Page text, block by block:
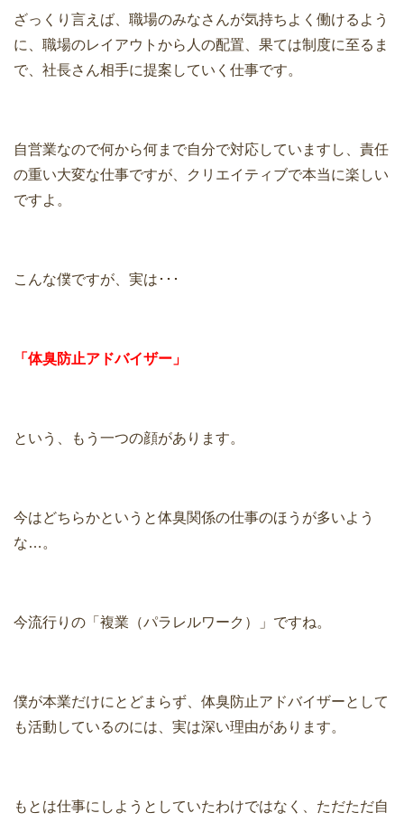
ざっくり言えば、職場のみなさんが気持ちよく働けるよう
に、職場のレイアウトから人の配置、果ては制度に至るま
で、社長さん相手に提案していく仕事です。
自営業なので何から何まで自分で対応していますし、責任
の重い大変な仕事ですが、クリエイティブで本当に楽しい
ですよ。
こんな僕ですが、実は･･･
「体臭防止アドバイザー」
という、もう一つの顔があります。
今はどちらかというと体臭関係の仕事のほうが多いよう
な…。
今流行りの「複業（パラレルワーク）」ですね。
僕が本業だけにとどまらず、体臭防止アドバイザーとして
も活動しているのには、実は深い理由があります。
もとは仕事にしようとしていたわけではなく、ただただ自